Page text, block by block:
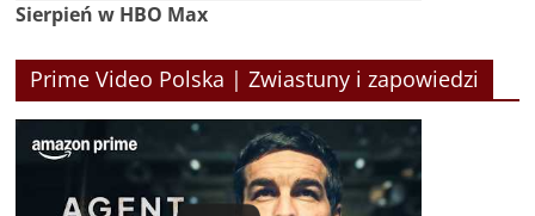
Sierpień w HBO Max
Prime Video Polska | Zwiastuny i zapowiedzi